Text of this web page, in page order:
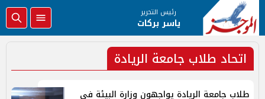
رئيس التحرير
ياسر بركات
اتحاد طلاب جامعة الريادة
طلاب جامعة الريادة يواجهون وزارة البيئة في